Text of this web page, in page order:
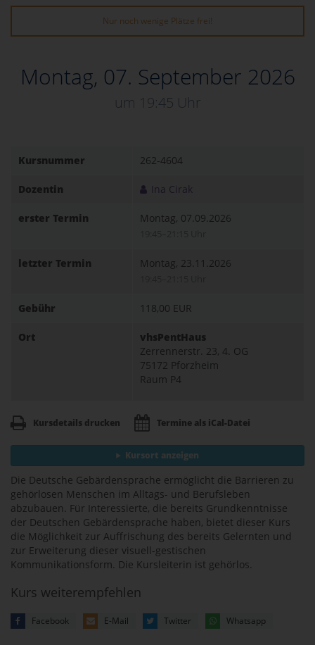
Nur noch wenige Plätze frei!
Montag, 07. September 2026
um 19:45 Uhr
Kursnummer 262-4604
Dozentin Ina Cirak
erster Termin Montag, 07.09.2026
letzter Termin Montag, 23.11.2026
Gebühr 118,00 EUR
Ort
vhsPentHaus
Zerrennerstr. 23, 4. OG
75172 Pforzheim
Raum P4
Kursdetails drucken Termine als iCal-Datei
Kursort anzeigen
Die Deutsche Gebärdensprache ermöglicht die Barrieren zu
gehörlosen Menschen im Alltags- und Berufsleben
abzubauen. Für Interessierte, die bereits Grundkenntnisse
der Deutschen Gebärdensprache haben, bietet dieser Kurs
die Möglichkeit zur Auffrischung des bereits Gelernten und
zur Erweiterung dieser visuell-gestischen
Kommunikationsform. Die Kursleiterin ist gehörlos.
Kurs weiterempfehlen
Facebook E-Mail Twitter Whatsapp